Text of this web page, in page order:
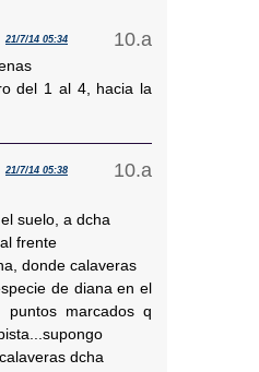
21/7/14 05:34
del 1 al 4, hacia la
21/7/14 05:38
suelo, a dcha
frente
donde calaveras
de diana en el
puntos marcados q
dcha